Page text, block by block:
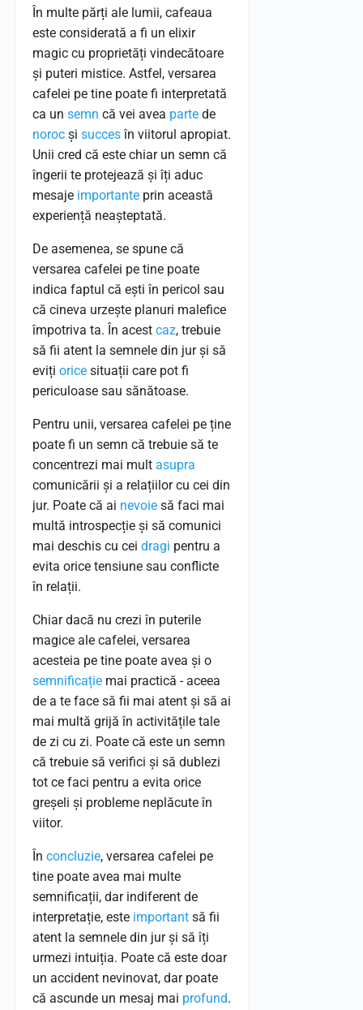
În multe părți ale lumii, cafeaua
este considerată a fi un elixir
magic cu proprietăți vindecătoare
și puteri mistice. Astfel, versarea
cafelei pe tine poate fi interpretată
ca un semn că vei avea parte de
noroc și succesîn viitorul apropiat.
Unii cred că este chiar un semn că
îngerii te protejează și îți aduc
mesaje importante prin această
experiență neașteptată.
De asemenea, se spune că
versarea cafelei pe tine poate
indica faptul că ești în pericol sau
că cineva urzește planuri malefice
împotriva ta. În acest caz, trebuie
să fii atent la semnele din jur și să
eviți orice situații care pot fi
periculoase sau sănătoase.
Pentru unii, versarea cafelei pe ține
poate fi un semn că trebuie să te
concentrezi mai mult asupra
comunicării și a relațiilor cu cei din
jur. Poate că ai nevoie să faci mai
multă introspecție și să comunici
mai deschis cu cei dragi pentru a
evita orice tensiune sau conflicte
în relații.
Chiar dacă nu crezi în puterile
magice ale cafelei, versarea
acesteia pe tine poate avea și o
semnificație mai practică - aceea
de a te face să fii mai atent și să ai
mai multă grijă în activitățile tale
de zi cu zi. Poate că este un semn
că trebuie să verifici și să dublezi
tot ce faci pentru a evita orice
greșeli și probleme neplăcute în
viitor.
În concluzie, versarea cafelei pe
tine poate avea mai multe
semnificații, dar indiferent de
interpretație, este important să fii
atent la semnele din jur și să îți
urmezi intuiția. Poate că este doar
un accident nevinovat, dar poate
că ascunde un mesaj mai profund.